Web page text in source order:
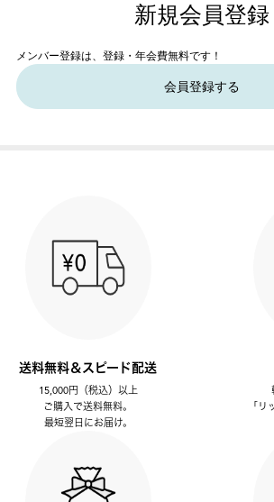
新規会員登録
メンバー登録は、登録・年会費無料です！
会員登録する
送料無料＆スピード配送
15,000円（税込）以上
ご購入で送料無料。
最短翌日にお届け。
「